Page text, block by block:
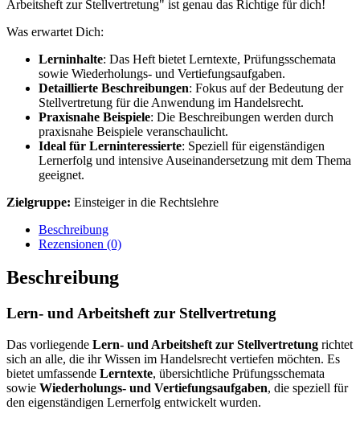
Arbeitsheft zur Stellvertretung" ist genau das Richtige für dich!
Was erwartet Dich:
Lerninhalte: Das Heft bietet Lerntexte, Prüfungsschemata
sowie Wiederholungs- und Vertiefungsaufgaben.
Detaillierte Beschreibungen: Fokus auf der Bedeutung der
Stellvertretung für die Anwendung im Handelsrecht.
Praxisnahe Beispiele: Die Beschreibungen werden durch
praxisnahe Beispiele veranschaulicht.
Ideal für Lerninteressierte: Speziell für eigenständigen
Lernerfolg und intensive Auseinandersetzung mit dem Thema
geeignet.
Zielgruppe: Einsteiger in die Rechtslehre
Beschreibung
Rezensionen (0)
Beschreibung
Lern- und Arbeitsheft zur Stellvertretung
Das vorliegende Lern- und Arbeitsheft zur Stellvertretung richtet
sich an alle, die ihr Wissen im Handelsrecht vertiefen möchten. Es
bietet umfassende Lerntexte, übersichtliche Prüfungsschemata
sowie Wiederholungs- und Vertiefungsaufgaben, die speziell für
den eigenständigen Lernerfolg entwickelt wurden.